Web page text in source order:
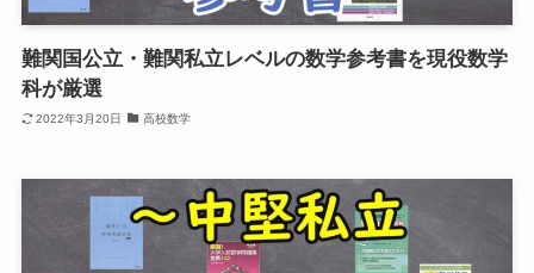
難関国公立・難関私立レベルの数学参考書を現役数学
科が厳選
2022年3月20日 高校数学